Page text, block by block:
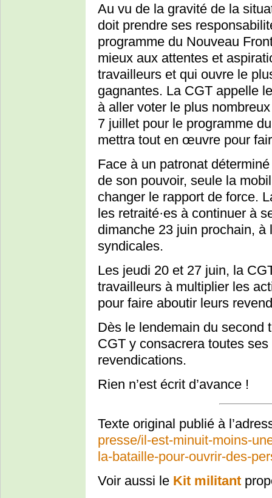
Au vu de la gravité de la
doit prendre ses
programme du Nouveau
mieux aux attentes et
travailleurs et qui ouvre le
gagnantes. La CGT appelle
à aller voter le plus
7 juillet pour le programme
mettra tout en œuvre pour
Face à un patronat
de son pouvoir, seule la
changer le rapport de force.
les retraité·es à continuer à
dimanche 23 juin prochain, à
syndicales.
Les jeudi 20 et 27 juin, la
travailleurs à multiplier les
pour faire aboutir leurs
Dès le lendemain du second
CGT y consacrera toutes
revendications.
Rien n’est écrit d’avance !
Texte original publié à
presse/il-est-minuit-moins-
la-bataille-pour-ouvrir-des-
Voir aussi le Kit militant